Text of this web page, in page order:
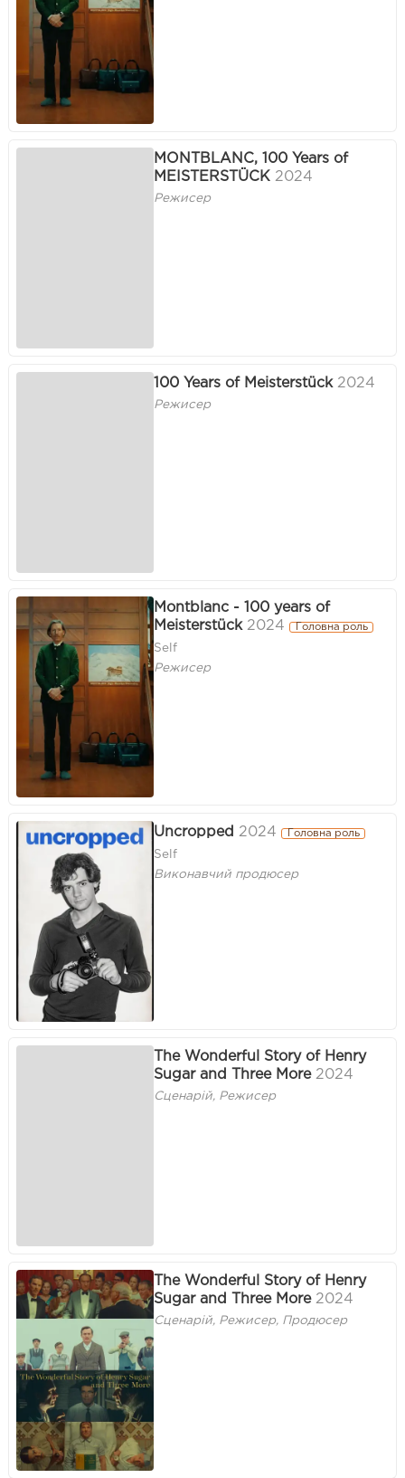
MONTBLANC, 100 Years of
MEISTERSTÜCK 2024
Режисер
100 Years of Meisterstück 2024
Режисер
Montblanc - 100 years of
Meisterstück 2024 Головна роль
Self
Режисер
Uncropped 2024 Головна роль
Self
Виконавчий продюсер
The Wonderful Story of Henry
Sugar and Three More 2024
Сценарій, Режисер
The Wonderful Story of Henry
Sugar and Three More 2024
Сценарій, Режисер, Продюсер